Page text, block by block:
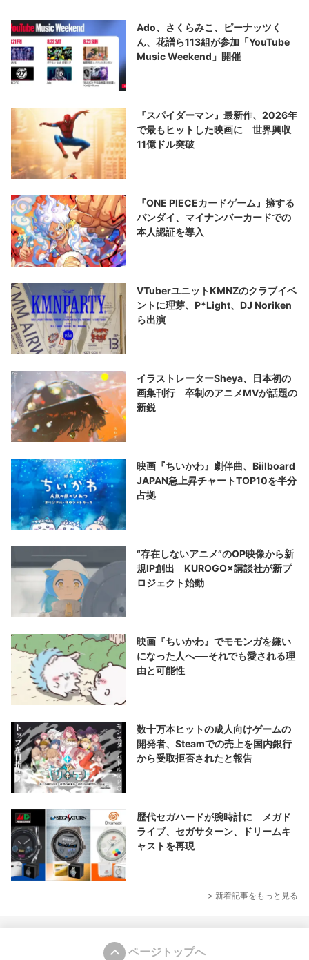
Ado、さくらみこ、ピーナッツく
ん、花譜ら113組が参加「YouTube
Music Weekend」開催
『スパイダーマン』最新作、2026年
で最もヒットした映画に 世界興収
11億ドル突破
『ONE PIECEカードゲーム』擁する
バンダイ、マイナンバーカードでの
本人認証を導入
VTuberユニットKMNZのクラブイベ
ントに理芽、P*Light、DJ Noriken
ら出演
イラストレーターSheya、日本初の
画集刊行 卒制のアニメMVが話題の
新鋭
映画『ちいかわ』劇伴曲、Biilboard
JAPAN急上昇チャートTOP10を半分
占拠
“存在しないアニメ”のOP映像から新
規IP創出 KUROGO×講談社が新プ
ロジェクト始動
映画『ちいかわ』でモモンガを嫌い
になった人へ──それでも愛される理
由と可能性
数十万本ヒットの成人向けゲームの
開発者、Steamでの売上を国内銀行
から受取拒否されたと報告
歴代セガハードが腕時計に メガド
ライブ、セガサターン、ドリームキ
ャストを再現
> 新着記事をもっと見る
ページトップへ